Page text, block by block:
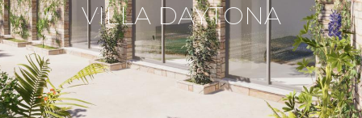
VILLA DAYTONA